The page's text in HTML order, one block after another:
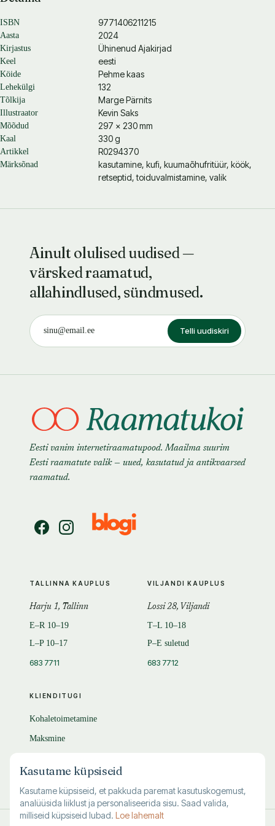
quiche’i või pitsalõigu soojendades muuta krõbedaks ning sellega jääb
Kufist saab sinu abimees nii lihtsate toitude kui ka keerukamate
sufleede valmistamise juures. Lisaks on kõik nii lihtne, et lapsedki
saavad kaasa lüüa ja see on juba puhas boonus!
ISBN 9771406211215
Aasta 2024
Kirjastus Ühinenud Ajakirjad
Keel eesti
Köide Pehme kaas
Lehekülgi 132
Tõlkija Marge Pärnits
Illustraator Kevin Saks
Mõõdud 297 × 230 mm
Kaal 330 g
Artikkel R0294370
Märksõnad
kasutamine, kufi, kuumaõhufritüür, köök,
retseptid, toiduvalmistamine, valik
Ainult olulised uudised —
värsked raamatud,
allahindlused, sündmused.
Telli uudiskiri
Eesti vanim internetiraamatupood. Maailma suurim
Eesti raamatute valik — uued, kasutatud ja antikvaarsed
raamatud.
KLIENDITUGI
Kohaletoimetamine
Maksmine
KKK
TALLINNA KAUPLUS
Harju 1, Tallinn
E–R 10–19
L–P 10–17
683 7711
VILJANDI KAUPLUS
Lossi 28, Viljandi
T–L 10–18
P–E suletud
683 7712
Kasutame küpsiseid
Kasutame küpsiseid, et pakkuda paremat kasutuskogemust,
analüüsida liiklust ja personaliseerida sisu. Saad valida,
milliseid küpsiseid lubad. Loe lahemalt